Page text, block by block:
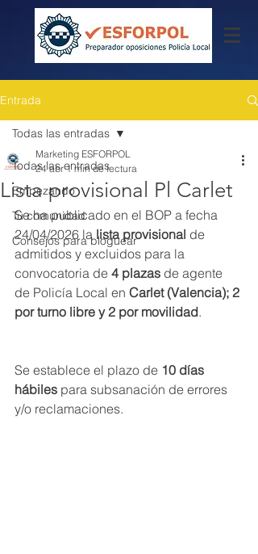
Entrada
Todas las entradas
Empezando
Tu comunidad
Consejos para bloguear
Todas las entradas
Lista provisional Pl Carlet
Marketing ESFORPOL
24 abr 1 min de lectura
Se ha publicado en el BOP a fecha
24/04/2026 la lista provisional de
admitidos y excluidos para la
convocatoria de 4 plazas de agente
de Policía Local en Carlet (Valencia); 2
por turno libre y 2 por movilidad.
Se establece el plazo de 10 días
hábiles para subsanación de errores
y/o reclamaciones.